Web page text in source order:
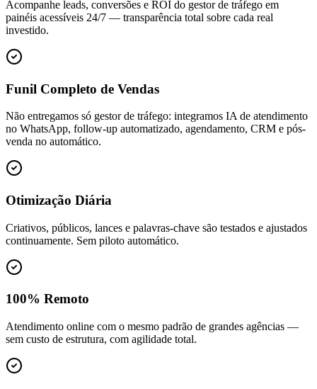
Acompanhe leads, conversões e ROI do gestor de tráfego em
painéis acessíveis 24/7 — transparência total sobre cada real
investido.
Funil Completo de Vendas
Não entregamos só gestor de tráfego: integramos IA de atendimento
no WhatsApp, follow-up automatizado, agendamento, CRM e pós-
venda no automático.
Otimização Diária
Criativos, públicos, lances e palavras-chave são testados e ajustados
continuamente. Sem piloto automático.
100% Remoto
Atendimento online com o mesmo padrão de grandes agências —
sem custo de estrutura, com agilidade total.